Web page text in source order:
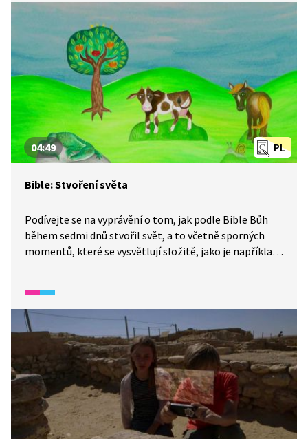
a kde se podle židů a křesťanů začal psát příběh celého
PL
04:49
Bible: Stvoření světa
Podívejte se na vyprávění o tom, jak podle Bible Bůh
během sedmi dnů stvořil svět, a to včetně sporných
momentů, které se vysvětlují složitě, jako je například